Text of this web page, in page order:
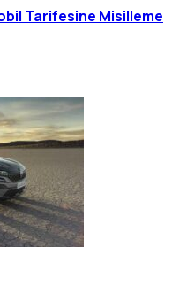
Tarifesine Misilleme